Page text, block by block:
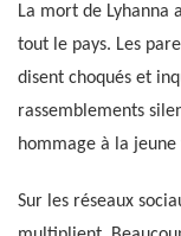
La mort de Lyhanna
tout le pays. Les
disent choqués et
rassemblements
hommage à la
Sur les réseaux